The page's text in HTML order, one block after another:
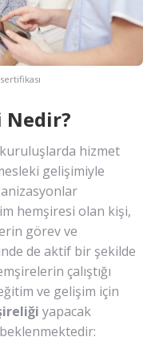
Nedir?
hizmet
gelişimiyle
hemşiresi olan kişi,
görev ve
de aktif bir şekilde
çalıştığı
ve gelişim için
yapacak